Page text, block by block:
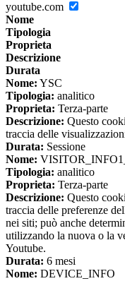
youtube.com
Nome
Tipologia
Proprieta
Descrizione
Durata
Nome: YSC
Tipologia: analitico
Proprieta: Terza-parte
Descrizione: Questo
traccia delle
Durata: Sessione
Nome:
Tipologia: analitico
Proprieta: Terza-parte
Descrizione: Questo
traccia delle preferenze
nei siti; può anche
utilizzando la nuova o la
Youtube.
Durata: 6 mesi
Nome: DEVICE_INFO